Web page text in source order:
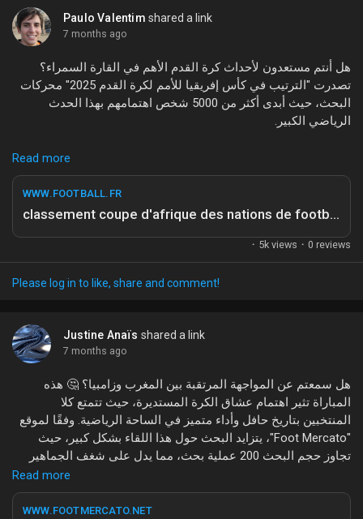
Paulo Valentim shared a link
7 months ago
هل أنتم مستعدون لأحداث كرة القدم الأهم في القارة السمراء؟
تصدرت "الترتيب في كأس إفريقيا للأمم لكرة القدم 2025" محركات
البحث، حيث أبدى أكثر من 5000 شخص اهتمامهم بهذا الحدث
الرياضي الكبير.
تعتبر هذه البطولة واحدة من أبرز المنافسات في عالم كرة القدم،
حيث تتنافس فيها أفضل المنتخبات الأفريقية على اللقب الغالي. وفقاً
لموقع "Football.fr"، تتزايد التوقعات حول الفرق المرشحة للفوز،
مما يجعل الأجواء أكثر حماساً. فهل ستحقق الفرق التقليدية
انضموا إلينا في متابعة آخر الأخبار والتطورات حول هذه البطولة
المثيرة. ما رأيكم في هذا الموضوع؟ هل كنتم تتابعون هذه الأخبار؟
Read more
WWW.FOOTBALL.FR
classement coupe d'afrique des nations de football 2025
· 5k views · 0 reviews
Please log in to like, share and comment!
Justine Anaïs shared a link
7 months ago
هل سمعتم عن المواجهة المرتقبة بين المغرب وزامبيا؟ 🤔 هذه
المباراة تثير اهتمام عشاق الكرة المستديرة، حيث تتمتع كلا
المنتخبين بتاريخ حافل وأداء متميز في الساحة الرياضية. وفقًا لموقع
"Foot Mercato"، يتزايد البحث حول هذا اللقاء بشكل كبير، حيث
تجاوز حجم البحث 200 عملية بحث، مما يدل على شغف الجماهير
تعتبر هذه المباراة فرصة للمنتخب المغربي لإظهار قوته وجدارته، في
Read more
WWW.FOOTMERCATO.NET